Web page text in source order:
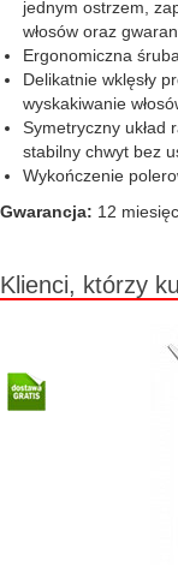
jednym ostrzem,
włosów oraz
Ergonomiczna
Delikatnie wklęsły
wyskakiwanie
Symetryczny układ
stabilny chwyt bez
Wykończenie
Gwarancja: 12
Klienci, którzy